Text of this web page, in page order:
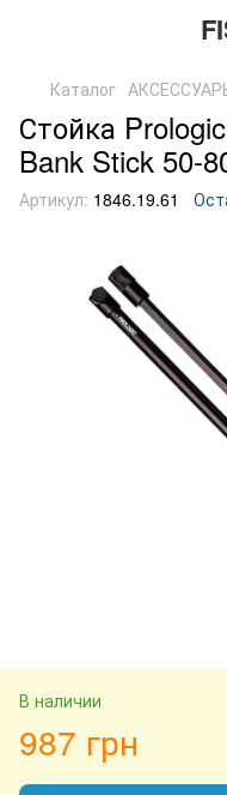
Каталог
Стойка
Bank Stick 50-
Артикул: 1846.19.61
В наличии
987 грн